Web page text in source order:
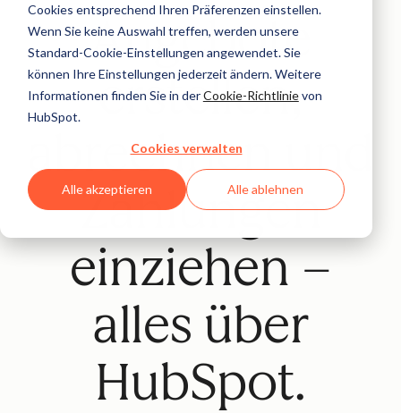
Cookies entsprechend Ihren Präferenzen einstellen.
Wenn Sie keine Auswahl treffen, werden unsere
Standard-Cookie-Einstellungen angewendet. Sie
können Ihre Einstellungen jederzeit ändern. Weitere
Informationen finden Sie in derCookie-Richtlinievon
HubSpot.
Cookies verwalten
Alle akzeptieren Alle ablehnen
Angebote
erstellen,
abrechnen und
Zahlungen
einziehen –
alles über
HubSpot.